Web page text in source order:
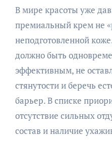
В мире красоты уже
премиальный крем не
неподготовленной
должно быть
эффективным, не
стянутости и беречь
барьер. В списке
отсутствие сильных
состав и наличие